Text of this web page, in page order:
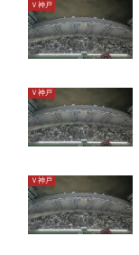
Ｖ神戸
Ｖ神戸
Ｖ神戸